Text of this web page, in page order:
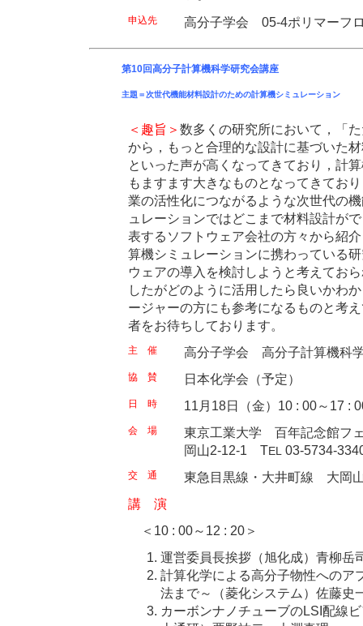
申込先 高分子学会 05-4ポリマーフ
第10回高分子計算機科学研究会講座
主題＝次世代機能材料設計のための計算機シミュレーション
＜趣旨＞ 数多くの研究所において，「
から，もっと合理的な設計に基づいた
といった声が高くなってきており，計
もますます大きなものとなってきてお
業の活性化につながるような次世代の
ュレーションではどこまで材料設計が
表するソフトウェア会社の方々から紹
算機シミュレーションに携わっている
ウェアの導入を検討しようと考えてお
したがどのように活用したら良いかわ
ージャーの方にも参考になるものと考
者をお待ちしております。
主 催 高分子学会 高分子計算機科
協 賛 日本化学会（予定）
日 時 11月18日（金）10 : 00～17 :
会 場
東京工業大学 百年記念館フ
岡山2-12-1 TEL 03-5734-
交 通
東急目黒線・大井町線 大岡
講 演
＜10 : 00～12 : 20＞
運営委員長挨拶（旭化成）青柳岳
計算化学による高分子物性へのア
法まで～（菱化システム）佐藤史
カーボンナノチューブのLSI配線